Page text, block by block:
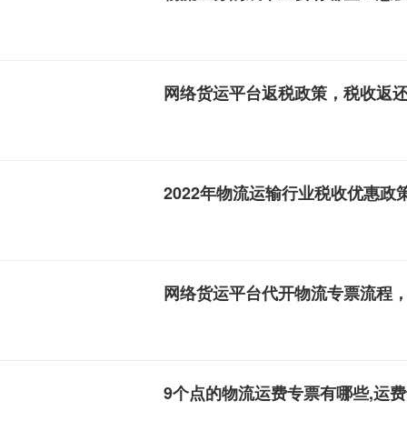
网络货运平台返税政策，税收返
2022年物流运输行业税收优惠政
网络货运平台代开物流专票流程
9个点的物流运费专票有哪些,运